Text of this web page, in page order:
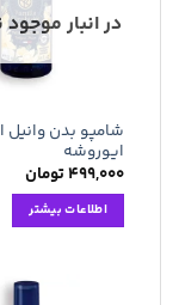
در انبار
شامپو بدن وانیل
ایوروشه
۴۹۹,۰۰۰تومان
اطلاعات بیشتر